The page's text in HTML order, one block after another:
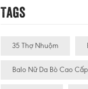
Tags
35 Thợ Nhuộm
Balo Nữ Da Bò Cao Cấp